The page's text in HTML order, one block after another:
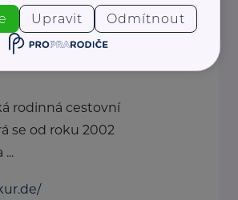
Praha 8
rodinná cestovní
se od roku 2002
Upravit Odmítnout